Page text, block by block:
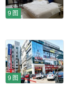
9图
9图